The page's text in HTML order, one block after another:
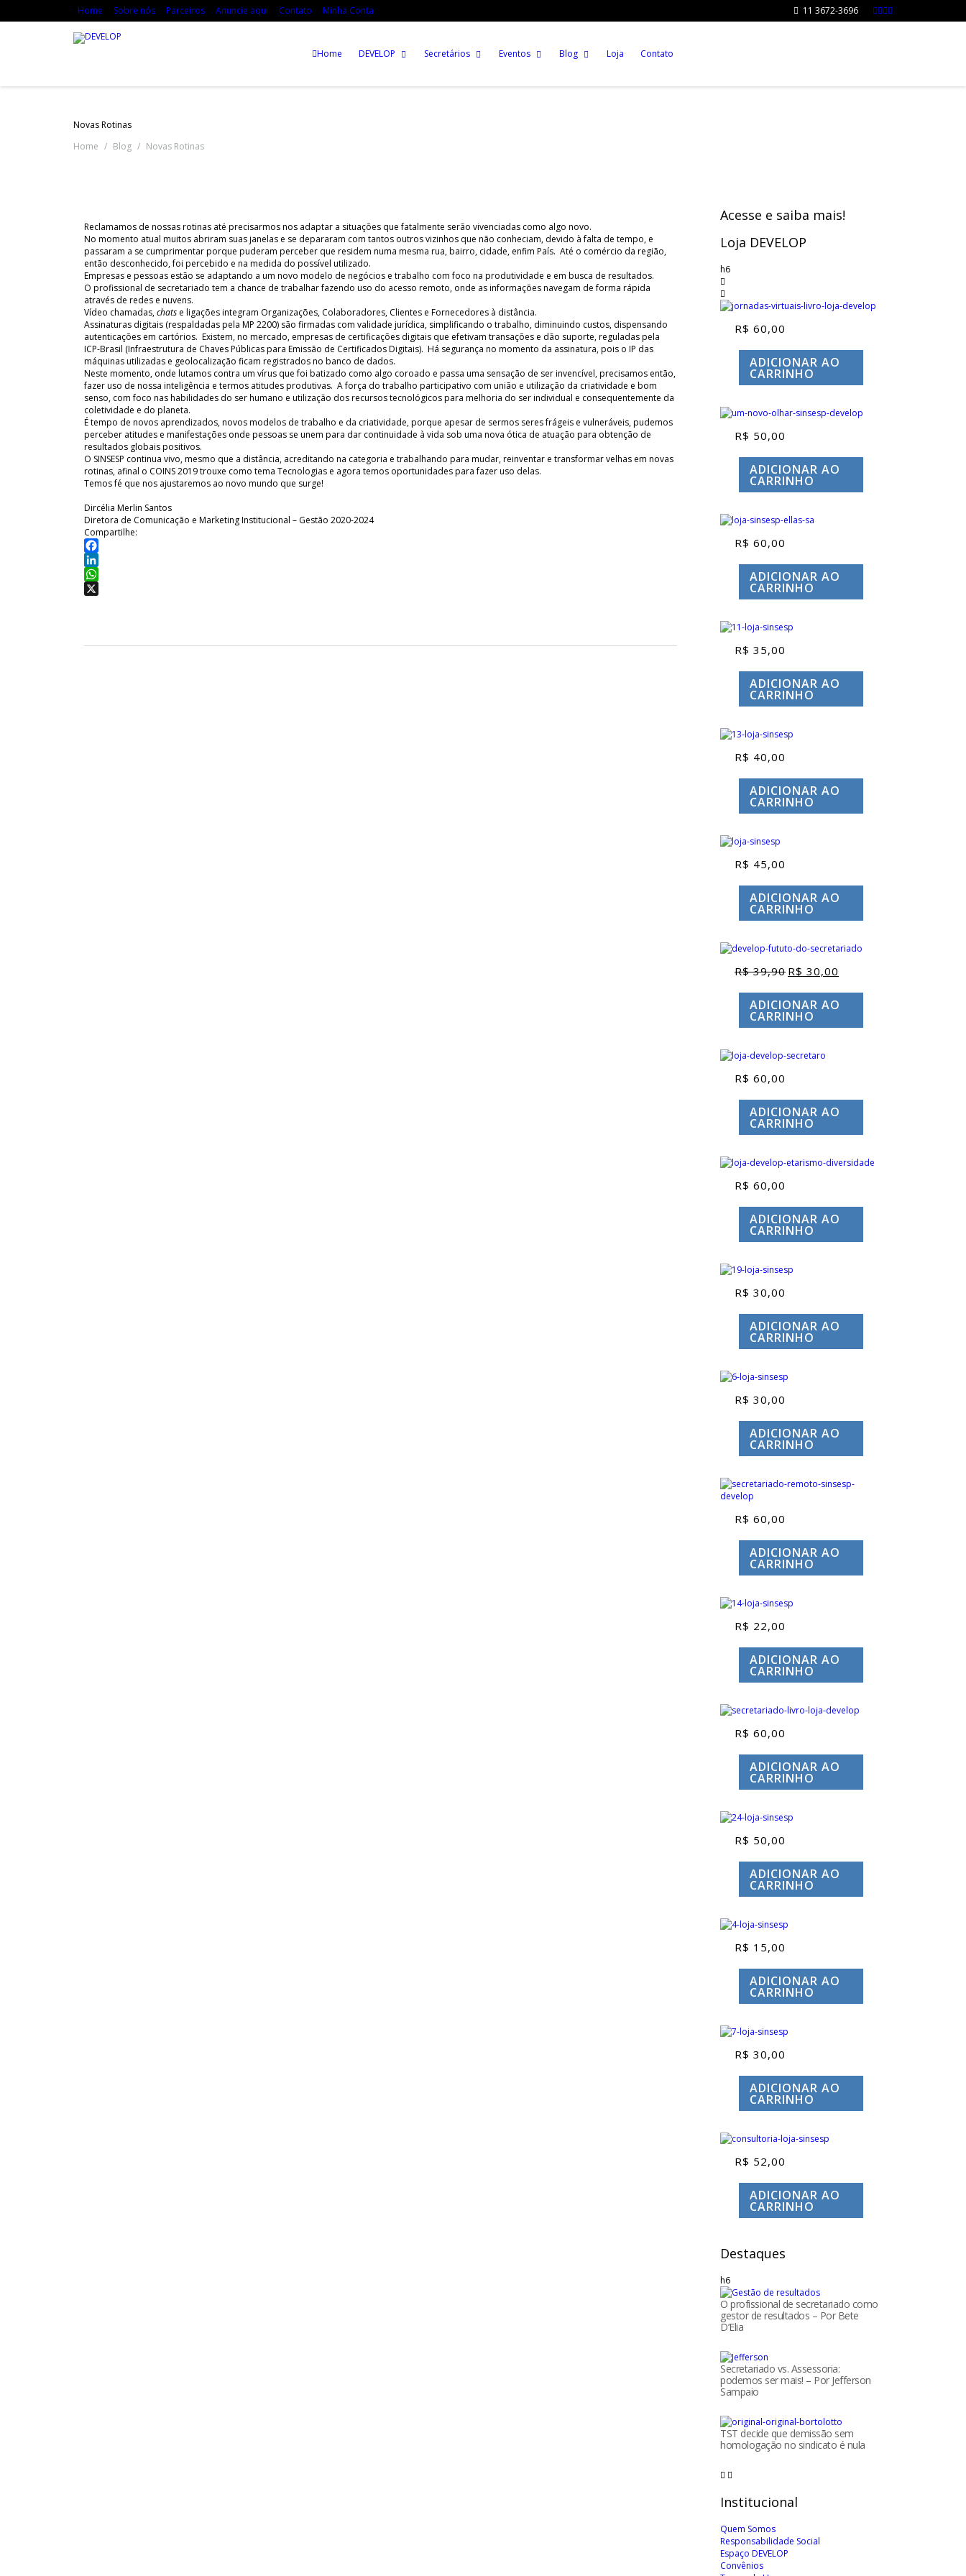
Home Sobre nós Parceiros Anuncie aqui Contato Minha Conta 11 3672-3696
Home DEVELOP Secretários Eventos Blog Loja Contato
Novas Rotinas
Home
Blog Novas Rotinas
Reclamamos de nossas rotinas até precisarmos nos adaptar a situações que fatalmente serão vivenciadas como algo novo.
No momento atual muitos abriram suas janelas e se depararam com tantos outros vizinhos que não conheciam, devido à falta de tempo, e
passaram a se cumprimentar porque puderam perceber que residem numa mesma rua, bairro, cidade, enfim País. Até o comércio da região,
então desconhecido, foi percebido e na medida do possível utilizado.
Empresas e pessoas estão se adaptando a um novo modelo de negócios e trabalho com foco na produtividade e em busca de resultados.
O profissional de secretariado tem a chance de trabalhar fazendo uso do acesso remoto, onde as informações navegam de forma rápida
através de redes e nuvens.
Vídeo chamadas,chats e ligações integram Organizações, Colaboradores, Clientes e Fornecedores à distância.
Assinaturas digitais (respaldadas pela MP 2200) são firmadas com validade jurídica, simplificando o trabalho, diminuindo custos, dispensando
autenticações em cartórios. Existem, no mercado, empresas de certificações digitais que efetivam transações e dão suporte, reguladas pela
ICP-Brasil (Infraestrutura de Chaves Públicas para Emissão de Certificados Digitais). Há segurança no momento da assinatura, pois o IP das
máquinas utilizadas e geolocalização ficam registrados no banco de dados.
Neste momento, onde lutamos contra um vírus que foi batizado como algo coroado e passa uma sensação de ser invencível, precisamos então,
fazer uso de nossa inteligência e termos atitudes produtivas. A força do trabalho participativo com união e utilização da criatividade e bom
senso, com foco nas habilidades do ser humano e utilização dos recursos tecnológicos para melhoria do ser individual e consequentemente da
coletividade e do planeta.
É tempo de novos aprendizados, novos modelos de trabalho e da criatividade, porque apesar de sermos seres frágeis e vulneráveis, pudemos
perceber atitudes e manifestações onde pessoas se unem para dar continuidade à vida sob uma nova ótica de atuação para obtenção de
resultados globais positivos.
O SINSESP continua vivo, mesmo que a distância, acreditando na categoria e trabalhando para mudar, reinventar e transformar velhas em novas
rotinas, afinal o COINS 2019 trouxe como tema Tecnologias e agora temos oportunidades para fazer uso delas.
Temos fé que nos ajustaremos ao novo mundo que surge!
Dircélia Merlin Santos
Diretora de Comunicação e Marketing Institucional – Gestão 2020-2024
Compartilhe:
Facebook
LinkedIn
WhatsApp
Acesse e saiba mais!
Loja DEVELOP
h6
R$ 60,00
ADICIONAR AO
CARRINHO
R$ 50,00
ADICIONAR AO
CARRINHO
R$ 60,00
ADICIONAR AO
CARRINHO
R$ 35,00
ADICIONAR AO
CARRINHO
R$ 40,00
ADICIONAR AO
CARRINHO
R$ 45,00
ADICIONAR AO
CARRINHO
R$39,90 O
original
era:
R$ 39,90.
R$ 30,00
atual
é:
ADICIONAR AO
CARRINHO
R$ 60,00
ADICIONAR AO
CARRINHO
R$ 60,00
ADICIONAR AO
CARRINHO
R$ 30,00
ADICIONAR AO
CARRINHO
R$ 30,00
ADICIONAR AO
CARRINHO
R$ 60,00
ADICIONAR AO
CARRINHO
R$ 22,00
ADICIONAR AO
CARRINHO
R$ 60,00
ADICIONAR AO
CARRINHO
R$ 50,00
ADICIONAR AO
CARRINHO
R$ 15,00
ADICIONAR AO
CARRINHO
R$ 30,00
ADICIONAR AO
CARRINHO
R$ 52,00
ADICIONAR AO
CARRINHO
Destaques
h6
O profissional de secretariado como
gestor de resultados – Por Bete
D’Elia
Secretariado vs. Assessoria:
podemos ser mais! – Por Jefferson
Sampaio
TST decide que demissão sem
homologação no sindicato é nula
Institucional
Quem Somos
Responsabilidade Social
Espaço DEVELOP
Convênios